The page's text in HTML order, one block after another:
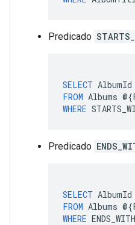
Predicado
SELECT AlbumId
FROM Albums @{
WHERE
Predicado
SELECT AlbumId
FROM Albums @{
WHERE ENDS_WITH